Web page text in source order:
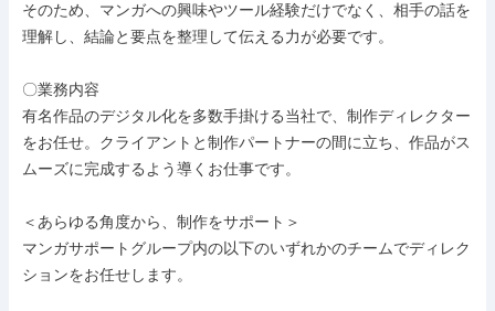
そのため、マンガへの興味やツール経験だけでなく、相手の話を
理解し、結論と要点を整理して伝える力が必要です。
〇業務内容
有名作品のデジタル化を多数手掛ける当社で、制作ディレクター
をお任せ。クライアントと制作パートナーの間に立ち、作品がス
ムーズに完成するよう導くお仕事です。
＜あらゆる角度から、制作をサポート＞
マンガサポートグループ内の以下のいずれかのチームでディレク
ションをお任せします。